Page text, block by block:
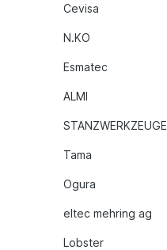
Cevisa
N.KO
Esmatec
ALMI
STANZWERKZEUGE
Tama
Ogura
eltec mehring ag
Lobster